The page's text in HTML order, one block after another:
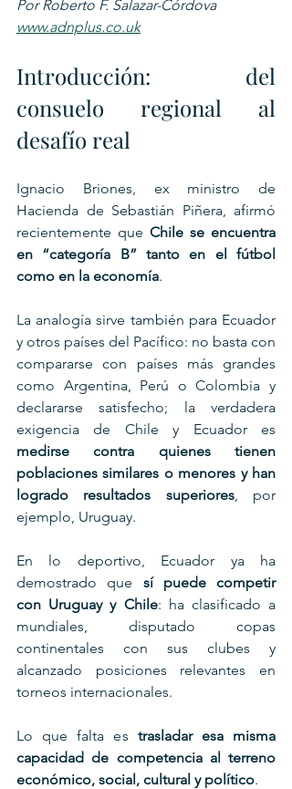
Por Roberto F. Salazar-Córdova
www.adnplus.co.uk
Introducción: del
consuelo regional al
desafío real
Ignacio Briones, ex ministro de
Hacienda de Sebastián Piñera, afirmó
recientemente que Chile se encuentra
en “categoría B” tanto en el fútbol
como en la economía.
La analogía sirve también para Ecuador
y otros países del Pacífico: no basta con
compararse con países más grandes
como Argentina, Perú o Colombia y
declararse satisfecho; la verdadera
medirse contra quienes tienen
poblaciones similares o menores y han
logrado resultados superiores, por
ejemplo, Uruguay.
En lo deportivo, Ecuador ya ha
demostrado que sí puede competir
con Uruguay y Chile: ha clasificado a
mundiales, disputado copas
continentales con sus clubes y
alcanzado posiciones relevantes en
torneos internacionales.
Lo que falta es trasladar esa misma
capacidad de competencia al terreno
económico, social, cultural y político.